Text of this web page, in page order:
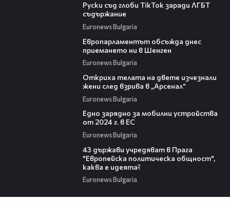
Руски съд глоби TikTok заради ЛГБТ
съдържание
Euronews Bulgaria
Европарламентът обсъжда днес
приемането ни в Шенген
Euronews Bulgaria
Откриха телата на двете изчезнали
жени след взрива в „Арсенал“
Euronews Bulgaria
Едно зарядно за мобилни устройства
от 2024 г. в ЕС
Euronews Bulgaria
43 държави учредяват в Прага
"Европейска политическа общност",
каква е идеята?
Euronews Bulgaria